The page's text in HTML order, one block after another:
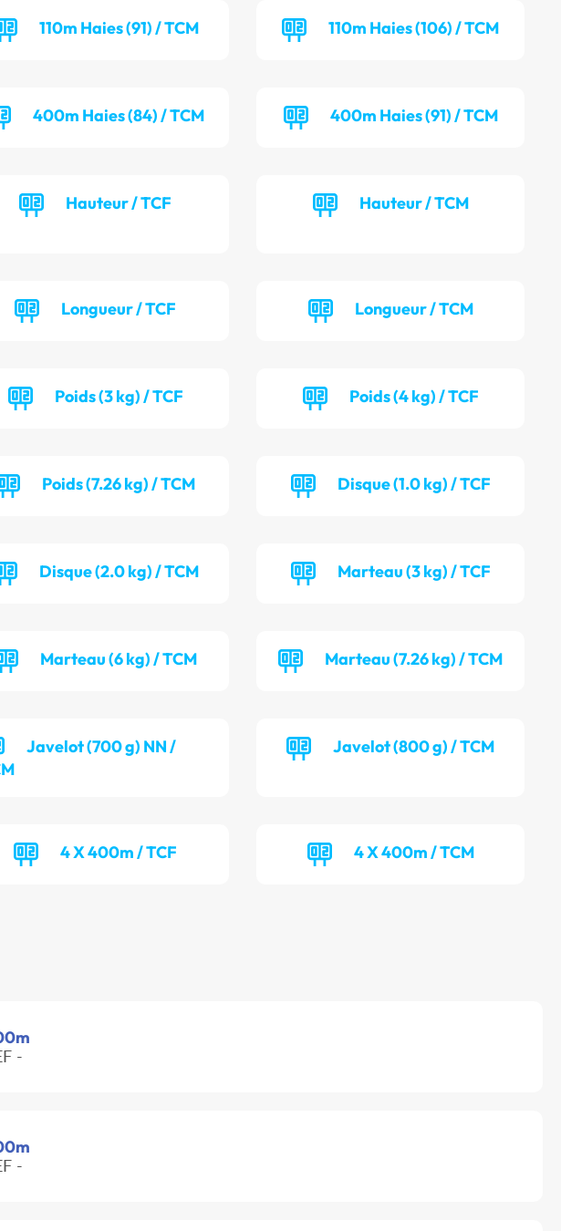
110m Haies (91) / TCM 110m Haies (106) / TCM
400m Haies (84) / TCM 400m Haies (91) / TCM
Hauteur / TCF Hauteur / TCM
Longueur / TCF Longueur / TCM
Poids (3 kg) / TCF Poids (4 kg) / TCF
Poids (7.26 kg) / TCM Disque (1.0 kg) / TCF
Disque (2.0 kg) / TCM Marteau (3 kg) / TCF
Marteau (6 kg) / TCM Marteau (7.26 kg) / TCM
Javelot (700 g) NN /
Javelot (800 g) / TCM
4 X 400m / TCF 4 X 400m / TCM
-
-